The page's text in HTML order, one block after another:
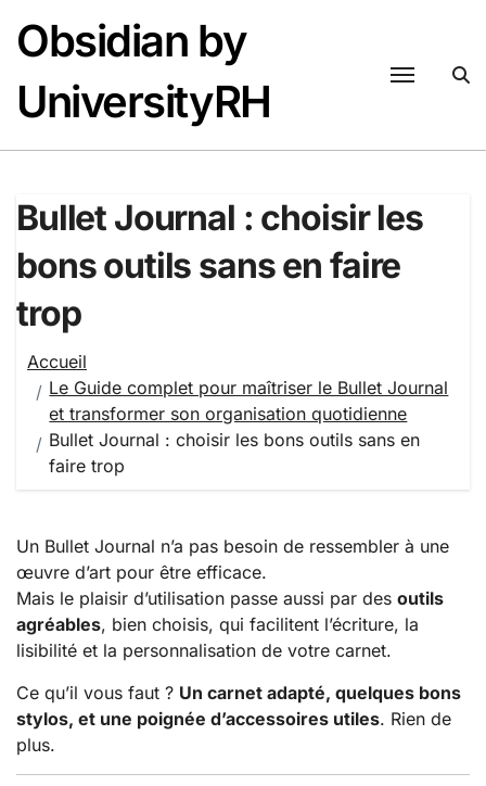
contenu
Obsidian by
UniversityRH
Bullet Journal : choisir les
bons outils sans en faire
trop
Accueil
Le Guide complet pour maîtriser le Bullet Journal
et transformer son organisation quotidienne
Bullet Journal : choisir les bons outils sans en
faire trop
Un Bullet Journal n’a pas besoin de ressembler à une
œuvre d’art pour être efficace.
Mais le plaisir d’utilisation passe aussi par des outils
agréables, bien choisis, qui facilitent l’écriture, la
lisibilité et la personnalisation de votre carnet.
Ce qu’il vous faut ? Un carnet adapté, quelques bons
stylos, et une poignée d’accessoires utiles. Rien de
plus.